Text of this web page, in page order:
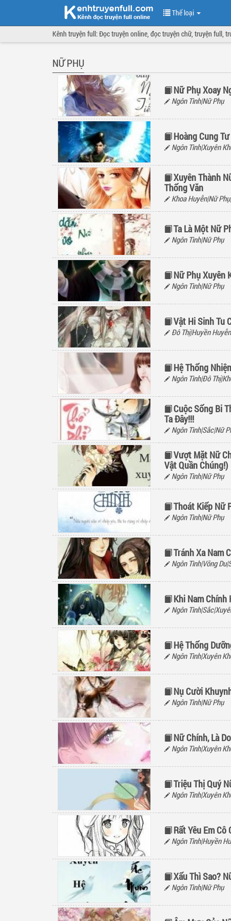
Thể loại
Kênh truyện full: Đọc truyện online, đọc truyện chữ, truyện full,
NỮ PHỤ
Nữ Phụ Xoay
Ngôn Tình|Nữ Phụ
Hoàng Cung
Ngôn Tình|Xuyên
Xuyên Thành
Thống Văn
Khoa Huyễn|Nữ
Ta Là Một Nữ
Ngôn Tình|Nữ Phụ
Nữ Phụ Xuyên
Ngôn Tình|Nữ Phụ
Vật Hi Sinh Tu
Đô Thị|Huyền
Hệ Thống
Ngôn Tình|Đô
Cuộc Sống Bi
Ta Đây!!!
Ngôn Tình|Sắc|Nữ
Vượt Mặt Nữ
Vật Quần Chúng!)
Ngôn Tình|Nữ Phụ
Thoát Kiếp Nữ
Ngôn Tình|Nữ Phụ
Tránh Xa Nam
Ngôn Tình|Võng
Khi Nam Chính
Ngôn
Hệ Thống
Ngôn Tình|Xuyên
Nụ Cười
Ngôn Tình|Nữ Phụ
Nữ Chính, Là
Ngôn Tình|Xuyên
Triệu Thị Quý
Ngôn Tình|Xuyên
Rất Yêu Em Cô
Ngôn Tình|Huyền
Xấu Thì Sao?
Ngôn Tình|Nữ Phụ